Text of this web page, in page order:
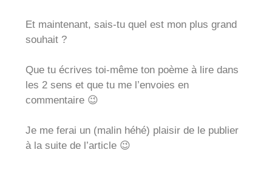
Et maintenant, sais-tu quel est mon plus grand
souhait ?
Que tu écrives toi-même ton poème à lire dans
les 2 sens et que tu me l’envoies en
commentaire 😉
Je me ferai un (malin héhé) plaisir de le publier
à la suite de l’article 😉